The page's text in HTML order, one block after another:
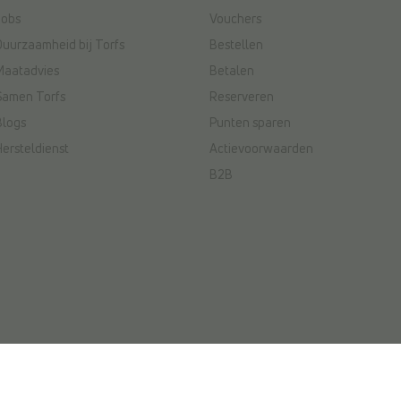
bij Torfs
Torfs
Vouchers
Bestellen
Betalen
Reserveren
Punten sparen
Actievoorwaarden
B2B